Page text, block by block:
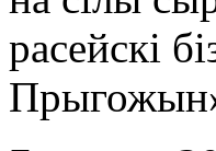
расейскі